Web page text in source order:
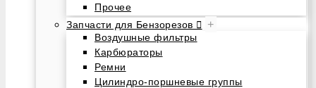
Прочее
Запчасти для Бензорезов
+
Воздушные фильтры
Карбюраторы
Ремни
Цилиндро-поршневые группы